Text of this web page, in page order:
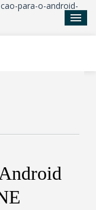
para-o-android-